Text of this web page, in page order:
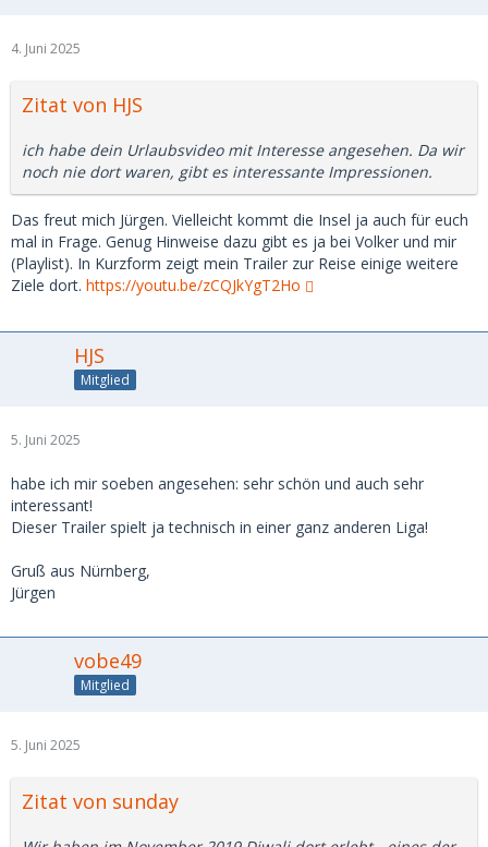
4. Juni 2025
Zitat von HJS
ich habe dein Urlaubsvideo mit Interesse angesehen. Da wir
noch nie dort waren, gibt es interessante Impressionen.
Das freut mich Jürgen. Vielleicht kommt die Insel ja auch für euch
mal in Frage. Genug Hinweise dazu gibt es ja bei Volker und mir
(Playlist). In Kurzform zeigt mein Trailer zur Reise einige weitere
Ziele dort. https://youtu.be/zCQJkYgT2Ho
HJS
Mitglied
5. Juni 2025
habe ich mir soeben angesehen: sehr schön und auch sehr
interessant!
Dieser Trailer spielt ja technisch in einer ganz anderen Liga!
Gruß aus Nürnberg,
Jürgen
vobe49
Mitglied
5. Juni 2025
Zitat von sunday